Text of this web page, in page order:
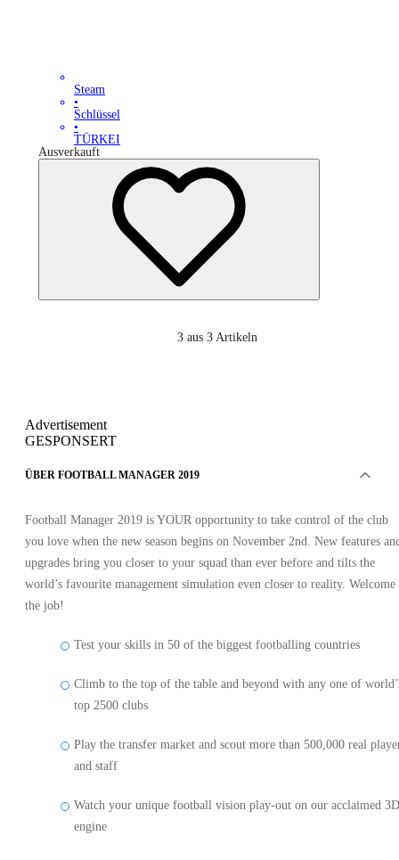
Steam
•
Schlüssel
•
TÜRKEI
Ausverkauft
3 aus 3 Artikeln
Advertisement
GESPONSERT
ÜBER FOOTBALL MANAGER 2019
Football Manager 2019 is YOUR opportunity to take control of the club
you love when the new season begins on November 2nd. New features
upgrades bring you closer to your squad than ever before and tilts the
world’s favourite management simulation even closer to reality. Welcome
the job!
Test your skills in 50 of the biggest footballing countries
Climb to the top of the table and beyond with any one of
top 2500 clubs
Play the transfer market and scout more than 500,000 real
and staff
Watch your unique football vision play-out on our acclaimed 3D
engine